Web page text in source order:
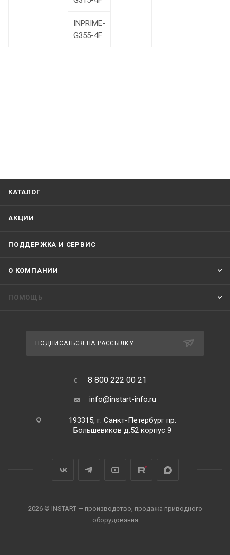
INPRIME-
G355-4F
КАТАЛОГ
АКЦИИ
ПОДДЕРЖКА И СЕРВИС
О КОМПАНИИ
ПОМОЩЬ
ПОДПИСАТЬСЯ НА РАССЫЛКУ
8 800 222 00 21
info@instart-info.ru
193315, г. Санкт-Петербург пр.
Большевиков д.52 корпус 9
2026 © INSTART — производство, продажа приводного
оборудования